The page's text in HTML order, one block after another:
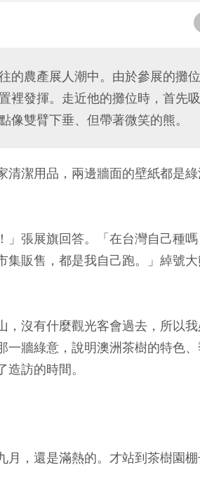
的農產展人潮中。由於參展的攤
裡發揮。走近他的攤位時，首先
像雙臂下垂、但帶著微笑的熊。
清潔用品，兩邊牆面的壁紙都是
」張展旗回答。「在台灣自己種
集販售，都是我自己跑。」綽號
，沒有什麼觀光客會過去，所以
一牆綠意，說明澳洲茶樹的特色
訪的時間。
月，還是滿熱的。才站到茶樹園